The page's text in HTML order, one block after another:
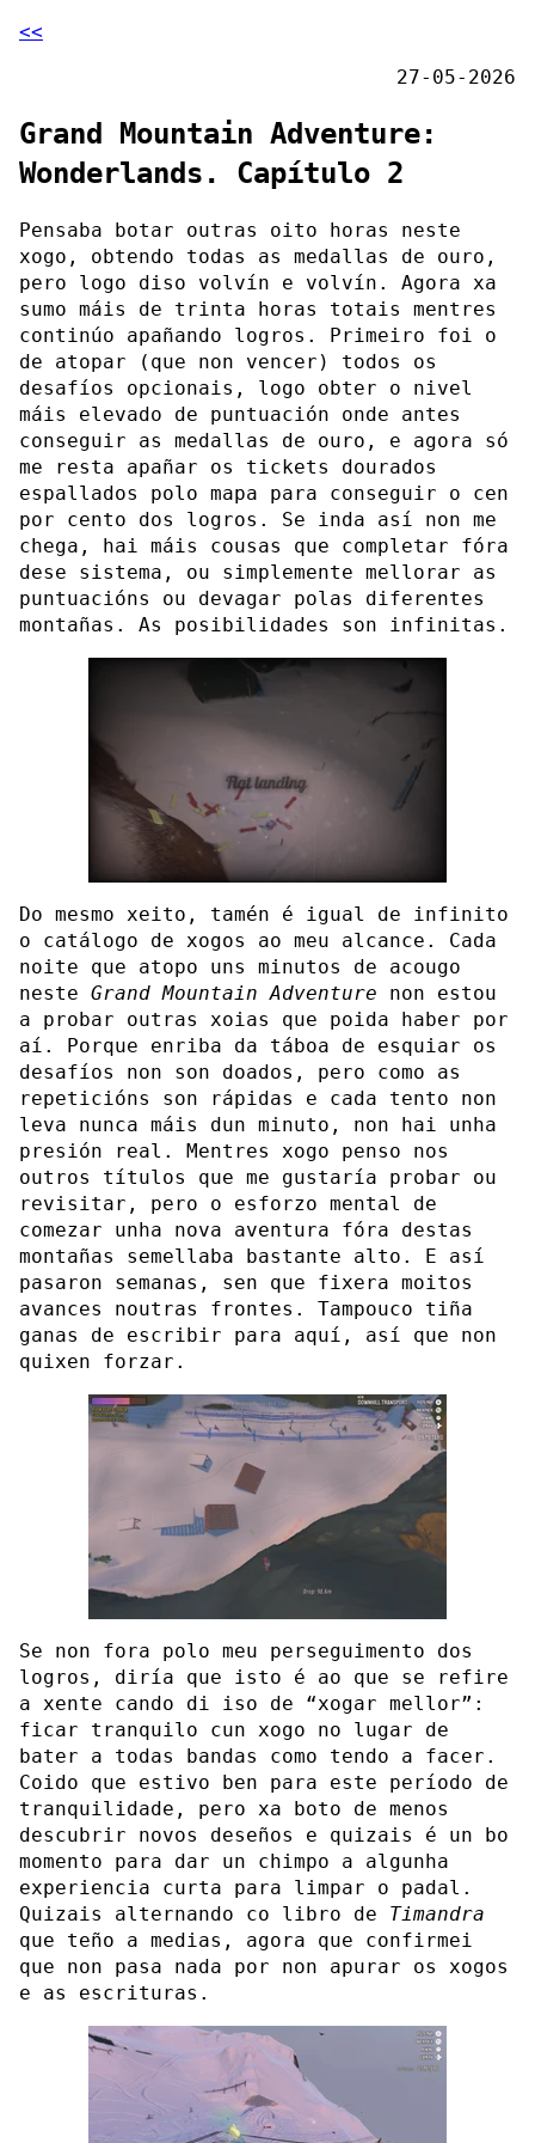
<<
27-05-2026
Grand Mountain Adventure:
Wonderlands. Capítulo 2
Pensaba botar outras oito horas neste
xogo, obtendo todas as medallas de ouro,
pero logo diso volvín e volvín. Agora xa
sumo máis de trinta horas totais mentres
continúo apañando logros. Primeiro foi o
de atopar (que non vencer) todos os
desafíos opcionais, logo obter o nivel
máis elevado de puntuación onde antes
conseguir as medallas de ouro, e agora só
me resta apañar os tickets dourados
espallados polo mapa para conseguir o cen
por cento dos logros. Se inda así non me
chega, hai máis cousas que completar fóra
dese sistema, ou simplemente mellorar as
puntuacións ou devagar polas diferentes
montañas. As posibilidades son infinitas.
Do mesmo xeito, tamén é igual de infinito
o catálogo de xogos ao meu alcance. Cada
noite que atopo uns minutos de acougo
neste Grand Mountain Adventure non estou
a probar outras xoias que poida haber por
aí. Porque enriba da táboa de esquiar os
desafíos non son doados, pero como as
repeticións son rápidas e cada tento non
leva nunca máis dun minuto, non hai unha
presión real. Mentres xogo penso nos
outros títulos que me gustaría probar ou
revisitar, pero o esforzo mental de
comezar unha nova aventura fóra destas
montañas semellaba bastante alto. E así
pasaron semanas, sen que fixera moitos
avances noutras frontes. Tampouco tiña
ganas de escribir para aquí, así que non
quixen forzar.
Se non fora polo meu perseguimento dos
logros, diría que isto é ao que se refire
a xente cando di iso de “xogar mellor”:
ficar tranquilo cun xogo no lugar de
bater a todas bandas como tendo a facer.
Coido que estivo ben para este período de
tranquilidade, pero xa boto de menos
descubrir novos deseños e quizais é un bo
momento para dar un chimpo a algunha
experiencia curta para limpar o padal.
Quizais alternando co libro de Timandra
que teño a medias, agora que confirmei
que non pasa nada por non apurar os xogos
e as escrituras.